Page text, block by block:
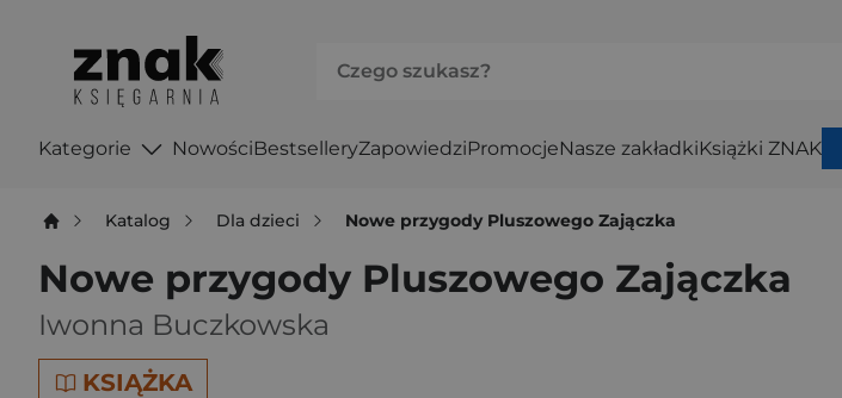
Kategorie NowościBestselleryZapowiedziPromocjeNasze zakładkiKsiążki ZNAK
Katalog Dla dzieci Nowe przygody Pluszowego Zajączka
Nowe przygody Pluszowego Zajączka
Iwonna Buczkowska
KSIĄŻKA